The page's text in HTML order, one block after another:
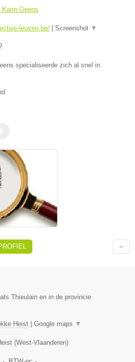
Karin Geens
leuven.be/ Screenshot ▼
specialiseerde zich al snel in
Thieulain en in de provincie
Heist Google maps ▼
(West-Vlaanderen)